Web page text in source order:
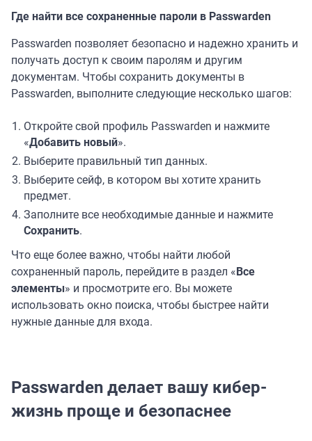
Где найти все сохраненные пароли в Passwarden
Passwarden позволяет безопасно и надежно хранить и
получать доступ к своим паролям и другим
документам. Чтобы сохранить документы в
Passwarden, выполните следующие несколько шагов:
Откройте свой профиль Passwarden и нажмите
«Добавить новый».
Выберите правильный тип данных.
Выберите сейф, в котором вы хотите хранить
предмет.
Заполните все необходимые данные и нажмите
Сохранить.
Что еще более важно, чтобы найти любой
сохраненный пароль, перейдите в раздел «Все
элементы» и просмотрите его. Вы можете
использовать окно поиска, чтобы быстрее найти
нужные данные для входа.
Passwarden делает вашу кибер-
жизнь проще и безопаснее